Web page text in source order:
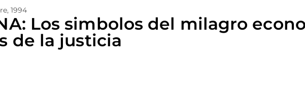
1994
Los simbolos del milagro
de la justicia